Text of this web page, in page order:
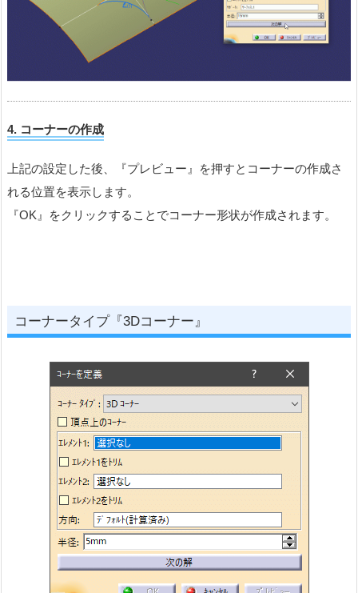
4. コーナーの作成
上記の設定した後、『プレビュー』を押すとコーナーの作成さ
れる位置を表示します。
『OK』をクリックすることでコーナー形状が作成されます。
コーナータイプ『3Dコーナー』